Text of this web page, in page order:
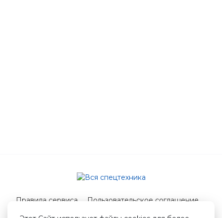
Правила сервиса
Пользовательское соглашение